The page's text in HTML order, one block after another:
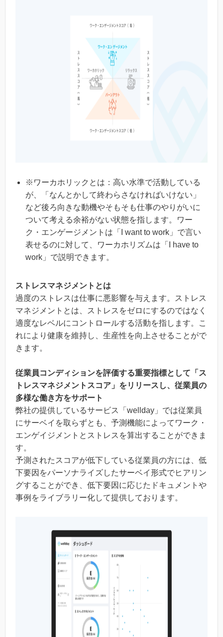
※ワーカホリックとは：高い水準で活動している
が、「なんとかして終わらさなければいけない」
など後ろ向きな動機やそもそも仕事のやりがいに
ついて考える余裕がない状態を指します。ワー
ク・エンゲージメントは「I want to work」で言い
表せるのに対して、ワーカホリズムは「I have to
work」で説明できます。
ストレスマネジメントとは
過度のストレスは仕事に悪影響を与えます。ストレス
マネジメントとは、ストレスをゼロにするのではなく
適度なレベルにコントロールする活動を指します。こ
れにより健康を維持し、生産性を向上させることがで
きます。
従業員コンディションを評価する重要指標として「ス
トレスマネジメントスコア」をリリースし、従業員の
多様な働き方をサポート
弊社の提供しているサービス「wellday」では従業員
にサーベイを取らずとも、予測機能によってワーク・
エンゲイジメントとストレスを算出することができま
す。
予測されたスコアが低下している従業員の方には、低
下要因をパーソナライズしたサーベイ形式でヒアリン
グすることができ、低下要因に応じたドキュメントや
事例をライブラリー化して提供しております。